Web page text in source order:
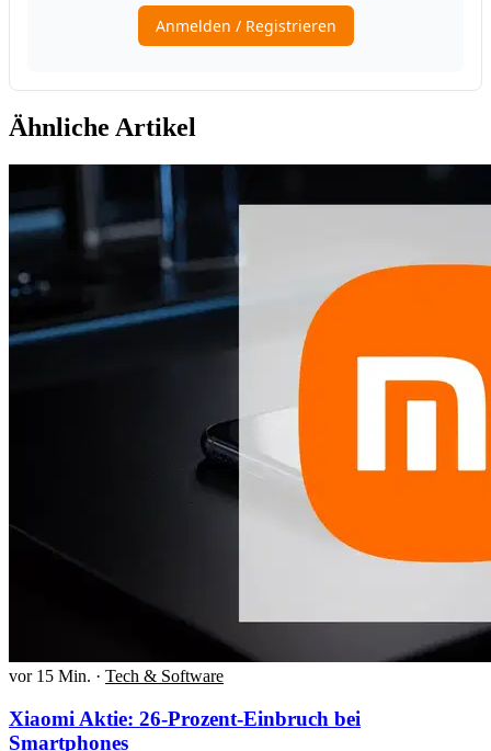
Ähnliche Artikel
vor 15 Min. · Tech & Software
Xiaomi Aktie: 26-Prozent-Einbruch bei
Smartphones